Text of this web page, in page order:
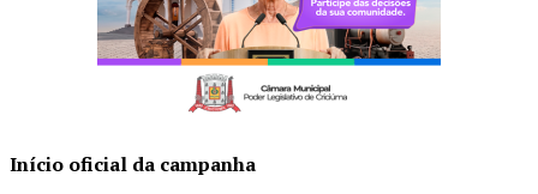
Início oficial da campanha